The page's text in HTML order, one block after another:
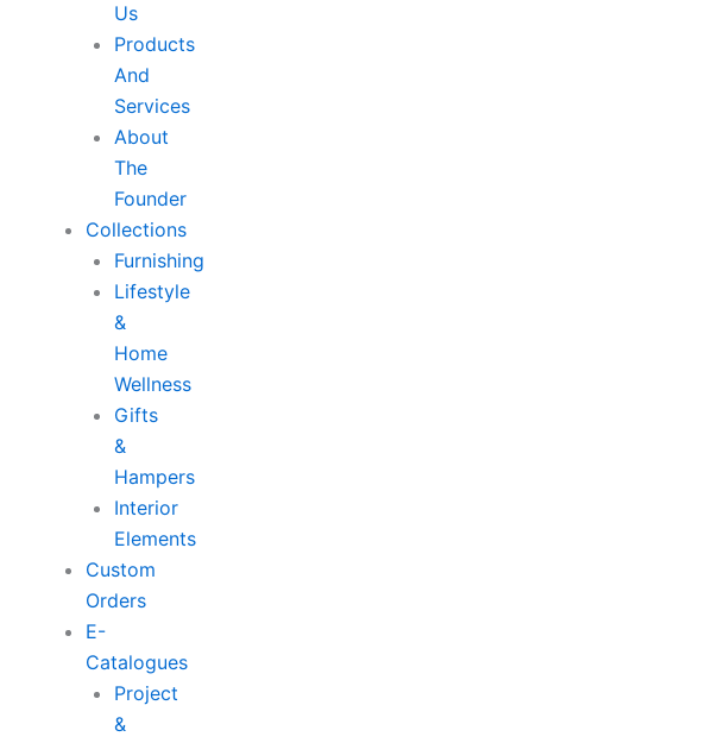
Us
Products
And
Services
About
The
Founder
Collections
Furnishing
Lifestyle
&
Home
Wellness
Gifts
&
Hampers
Interior
Elements
Custom
Orders
E-
Catalogues
Project
&